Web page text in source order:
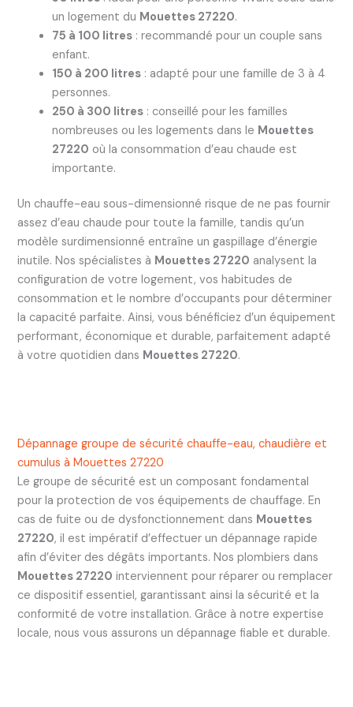
un logement du Mouettes 27220.
75 à 100 litres: recommandé pour un couple sans
enfant.
150 à 200 litres: adapté pour une famille de 3 à 4
personnes.
250 à 300 litres: conseillé pour les familles
nombreuses ou les logements dans le Mouettes
27220 où la consommation d’eau chaude est
importante.
Un chauffe-eau sous-dimensionné risque de ne pas fournir
assez d’eau chaude pour toute la famille, tandis qu’un
modèle surdimensionné entraîne un gaspillage d’énergie
inutile. Nos spécialistes à Mouettes 27220 analysent la
configuration de votre logement, vos habitudes de
consommation et le nombre d’occupants pour déterminer
la capacité parfaite. Ainsi, vous bénéficiez d’un équipement
performant, économique et durable, parfaitement adapté
à votre quotidien dans Mouettes 27220.
Dépannage groupe de sécurité chauffe-eau, chaudière et
cumulus à Mouettes 27220
Le groupe de sécurité est un composant fondamental
pour la protection de vos équipements de chauffage. En
cas de fuite ou de dysfonctionnement dans Mouettes
27220, il est impératif d’effectuer un dépannage rapide
afin d’éviter des dégâts importants. Nos plombiers dans
Mouettes 27220 interviennent pour réparer ou remplacer
ce dispositif essentiel, garantissant ainsi la sécurité et la
conformité de votre installation. Grâce à notre expertise
locale, nous vous assurons un dépannage fiable et durable.